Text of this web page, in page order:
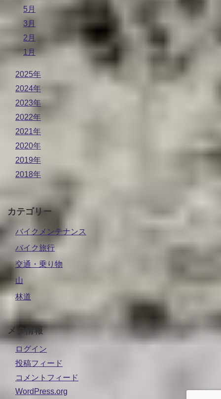
5月
3月
2月
1月
2025年
2024年
2023年
2022年
2021年
2020年
2019年
2018年
カテゴリー
バイクメンテナンス
バイク旅行
交通・乗り物
山
林道
メタ情報
ログイン
投稿フィード
コメントフィード
WordPress.org